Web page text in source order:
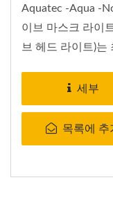
Aquatec -Aqua -
이브 마스크 라이
브 헤드 라이트)는
세부
목록에 추